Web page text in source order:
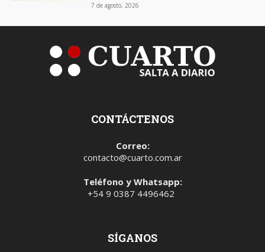
7 de agosto, 2026
CONTÁCTENOS
Correo:
contacto@cuarto.com.ar
Teléfono y Whatsapp:
+54 9 0387 4496462
SÍGANOS